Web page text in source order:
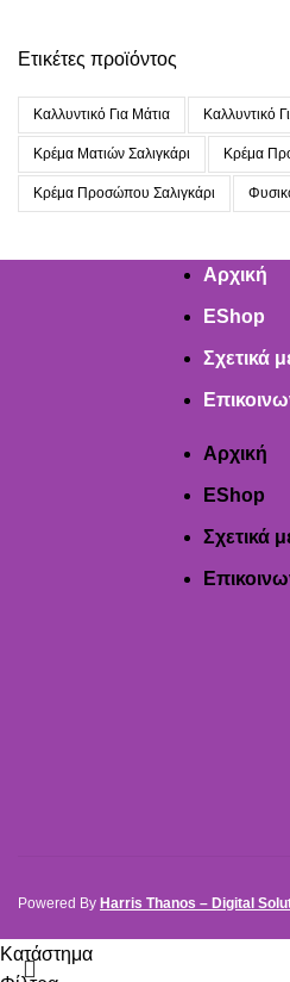
Ετικέτες προϊόντος
Καλλυντικό Για Μάτια Καλλυντικό
Κρέμα Ματιών Σαλιγκάρι Κρέμα
Κρέμα Προσώπου Σαλιγκάρι
Αρχική
EShop
Σχετικά
Αρχική
EShop
Σχετικά
Powered By Harris Thanos – Digital
Κατάστημα